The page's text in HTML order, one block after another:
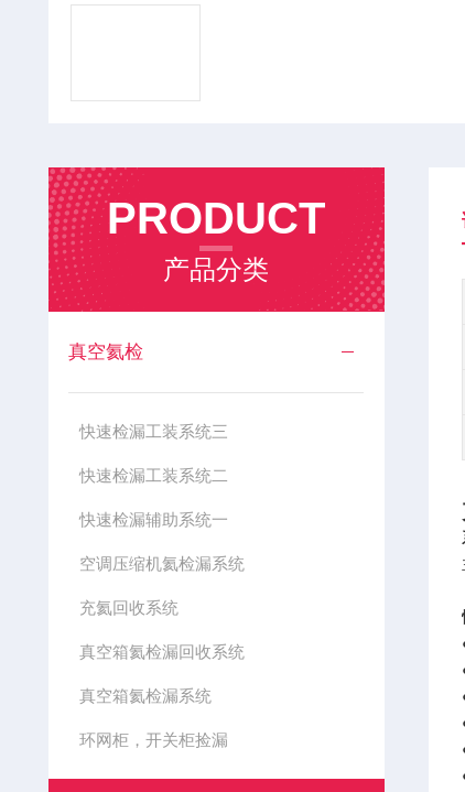
PRODUCT
产品分类
真空氦检
快速检漏工装系统三
快速检漏工装系统二
快速检漏辅助系统一
空调压缩机氦检漏系统
充氦回收系统
真空箱氦检漏回收系统
真空箱氦检漏系统
环网柜，开关柜捡漏